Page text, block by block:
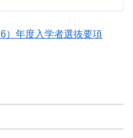
年度入学者選抜要項